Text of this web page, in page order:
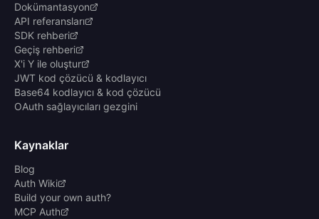
Dokümantasyon
API referansları
SDK rehberi
Geçiş rehberi
X'i Y ile oluştur
JWT kod çözücü & kodlayıcı
Base64 kodlayıcı & kod çözücü
OAuth sağlayıcıları gezgini
Kaynaklar
Blog
Auth Wiki
Build your own auth?
MCP Auth